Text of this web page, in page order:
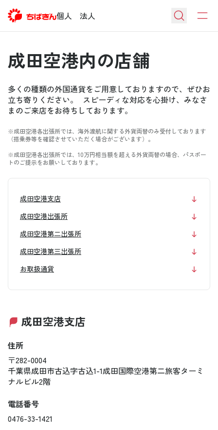
個人 法人
成田空港内の店舗
多くの種類の外国通貨をご用意しておりますので、ぜひお
立ち寄りください。 スピーディな対応を心掛け、みなさ
まのご来店をお待ちしております。
※成田空港各出張所では、海外渡航に関する外貨両替のみ受付しております
（搭乗券等を確認させていただく場合がございます）。
※成田空港各出張所では、10万円相当額を超える外貨両替の場合、パスポー
トのご提示をお願いしております。
成田空港支店
成田空港出張所
成田空港第二出張所
成田空港第三出張所
お取扱通貨
成田空港支店
住所
〒282-0004
千葉県成田市古込字古込1-1成田国際空港第二旅客ターミ
ナルビル2階
電話番号
0476-33-1421